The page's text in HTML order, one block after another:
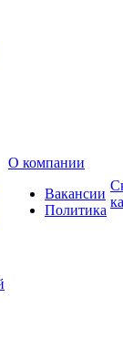
О компании
Вакансии
Политика